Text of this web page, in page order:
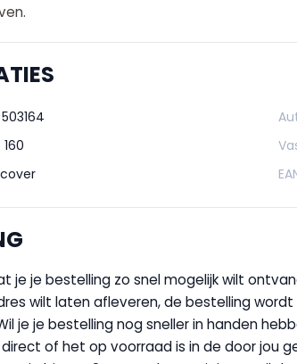
503164
160
je je bestelling zo snel mogelijk wilt
wilt laten afleveren, de bestelling
je je bestelling nog sneller in handen
of het op voorraad is in de door jou